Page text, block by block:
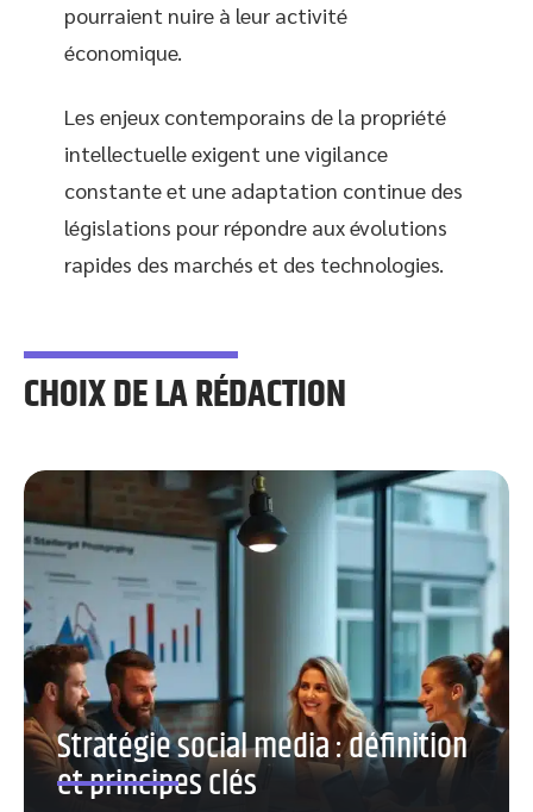
pourraient nuire à leur activité
économique.
Les enjeux contemporains de la propriété
intellectuelle exigent une vigilance
constante et une adaptation continue des
législations pour répondre aux évolutions
rapides des marchés et des technologies.
CHOIX DE LA RÉDACTION
Stratégie social media : définition
et principes clés